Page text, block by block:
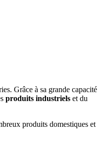
Grâce à sa grande capacité
produits industriels et du
produits domestiques et